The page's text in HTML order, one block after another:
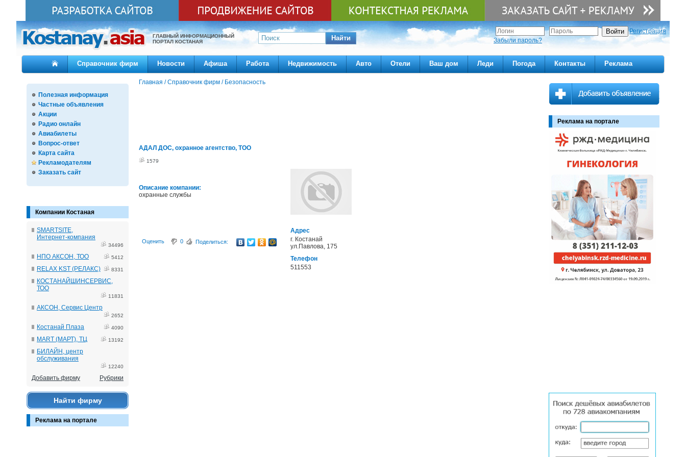
ГЛАВНЫЙ ИНФОРМАЦИОННЫЙ
ПОРТАЛ КОСТАНАЯ
Найти
Регистрация
Забыли пароль?
Справочник фирм Новости Афиша Работа Недвижимость Авто Отели Ваш дом Леди Погода Контакты Реклама
Полезная информация
Частные объявления
Акции
Радио онлайн
Авиабилеты
Вопрос-ответ
Карта сайта
Рекламодателям
Заказать сайт
Компании Костаная
SMARTSITE,
Интернет-компания
34496
НПО АКСОН, ТОО 5412
RELAX KST (РЕЛАКС) 8331
КОСТАНАЙШИНСЕРВИС,
ТОО
11831
АКСОН, Сервис Центр
2652
Костанай Плаза 4090
MART (МАРТ), ТЦ 13192
БИЛАЙН, центр
обслуживания
12240
Добавить фирму Рубрики
Найти фирму
Реклама на портале
Главная /Справочник фирм / Безопасность
АДАЛ ДОС, охранное агентство, ТОО
1579
Описание компании:
охранные службы
Адрес
г. Костанай
ул.Павлова, 175
Телефон
511553
Оценить 0 Поделиться:
Реклама на портале